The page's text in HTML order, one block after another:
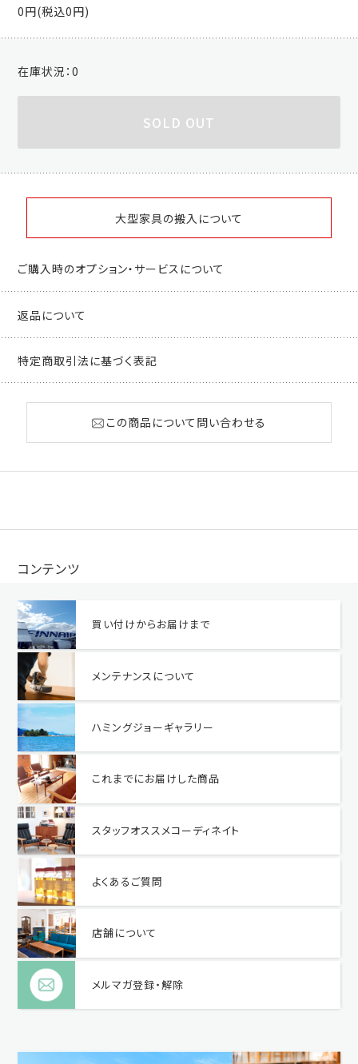
0円(税込0円)
在庫状況：0
SOLD OUT
大型家具の搬入について
ご購入時のオプション・サービスについて
返品について
特定商取引法に基づく表記
この商品について問い合わせる
コンテンツ
買い付けからお届けまで
メンテナンスについて
ハミングジョーギャラリー
これまでにお届けした商品
スタッフオススメコーディネイト
よくあるご質問
店舗について
メルマガ登録・解除